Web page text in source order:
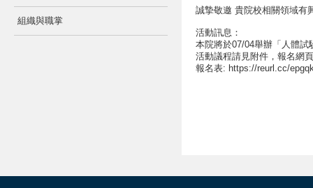
組織與職掌
誠摯敬邀 貴院校相關領域有
活動訊息：
本院將於07/04舉辦「人體
活動議程請見附件，報名網
報名表: https://reurl.cc/